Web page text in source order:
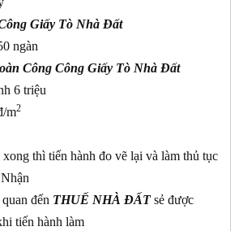
Giấy Tò Nhà Đất
ngàn
Công Công Giấy Tò Nhà Đất
6 triệu
m2
thì tiến hành đo vẽ lại và làm thủ tục
đến THUẾ NHÀ ĐẤTsẻ được
tiến hành làm